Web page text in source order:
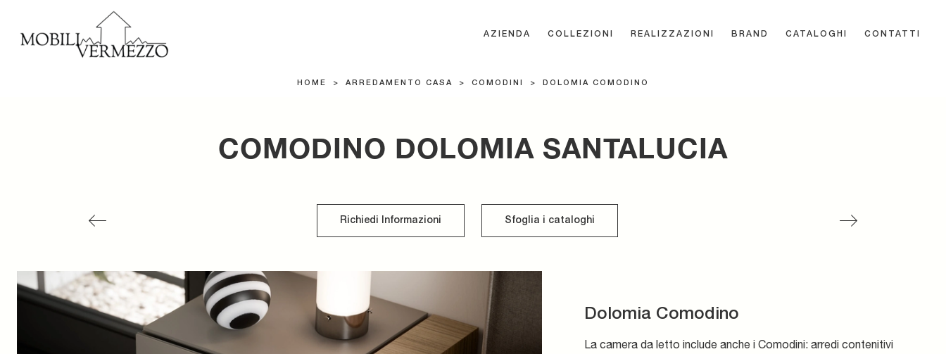
AZIENDA COLLEZIONI REALIZZAZIONI BRAND CATALOGHI CONTATTI
HOME > ARREDAMENTO CASA > COMODINI > DOLOMIA COMODINO
COMODINO DOLOMIA SANTALUCIA
Richiedi Informazioni Sfoglia i cataloghi
Dolomia Comodino
La camera da letto include anche i Comodini: arredi contenitivi